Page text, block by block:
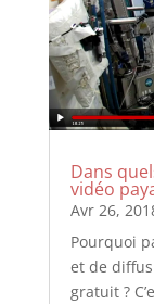
Dans
vidéo
Avr 26,
Pourquoi
et de
gratuit ?